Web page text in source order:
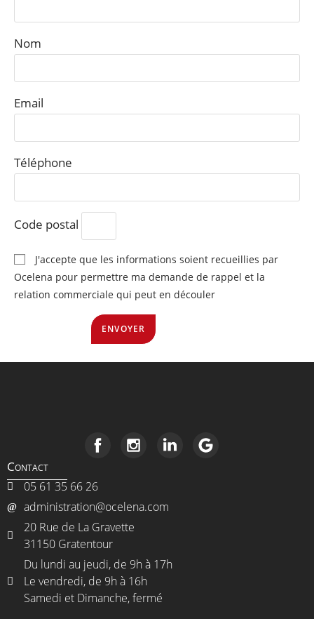
Nom
Email
Téléphone
Code postal
J'accepte que les informations soient recueillies par
Ocelena pour permettre ma demande de rappel et la
relation commerciale qui peut en découler
ENVOYER
Contact
05 61 35 66 26
administration@ocelena.com
20 Rue de La Gravette
31150 Gratentour
Du lundi au jeudi, de 9h à 17h
Le vendredi, de 9h à 16h
Samedi et Dimanche, fermé